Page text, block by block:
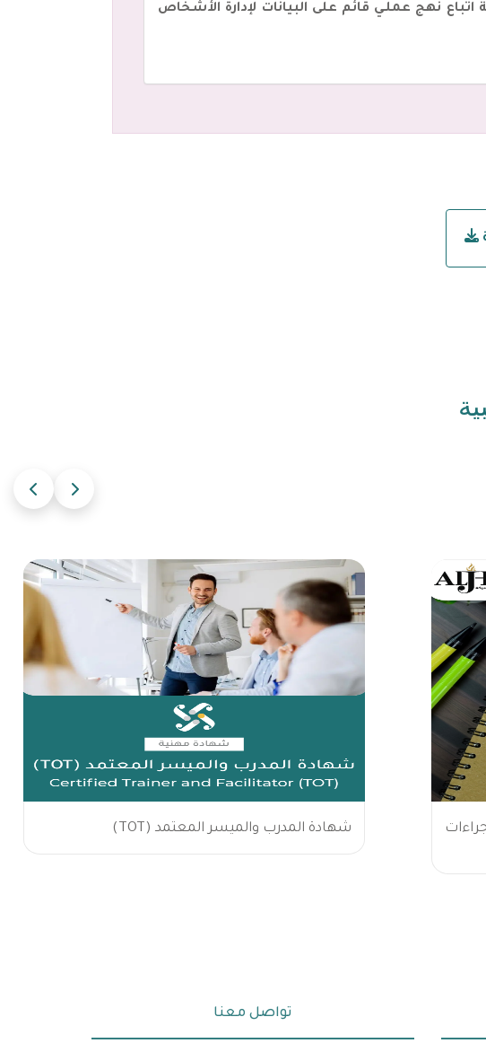
نهج عملـي قائم على البيانات لإدارة الأشخاص
شهادة المدرب والميسر المعتمد (TOT)
تواصل معنا